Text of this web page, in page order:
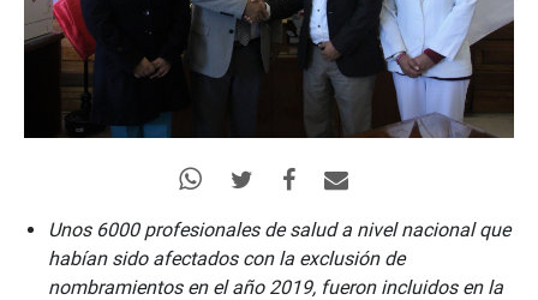
Unos 6000 profesionales de salud a nivel nacional que
habían sido afectados con la exclusión de
nombramientos en el año 2019, fueron incluidos en la